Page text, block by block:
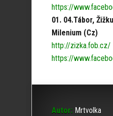
https://
01. 04.Tábor,
Milenium (Cz)
http://zizka.fob.cz/
https://
Autor: Mrtvolka